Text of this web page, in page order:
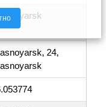
24,